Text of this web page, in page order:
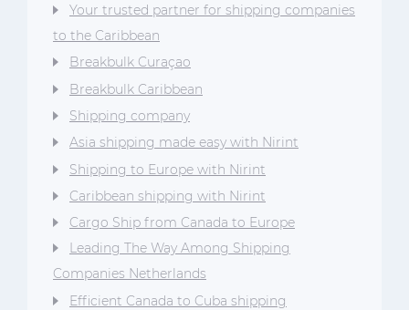
Your trusted partner for shipping companies
to the Caribbean
Breakbulk Curaçao
Breakbulk Caribbean
Shipping company
Asia shipping made easy with Nirint
Shipping to Europe with Nirint
Caribbean shipping with Nirint
Cargo Ship from Canada to Europe
Leading The Way Among Shipping
Companies Netherlands
Efficient Canada to Cuba shipping